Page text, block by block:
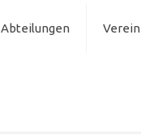
Abteilungen Verein